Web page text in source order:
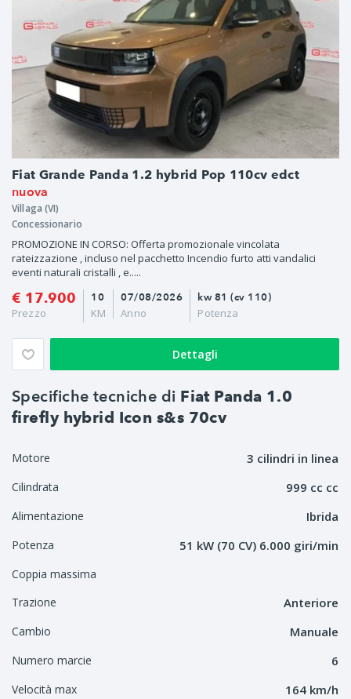
Fiat Grande Panda 1.2 hybrid Pop 110cv edct
nuova
Villaga (VI)
Concessionario
PROMOZIONE IN CORSO: Offerta promozionale vincolata
rateizzazione , incluso nel pacchetto Incendio furto atti vandalici
eventi naturali cristalli , e.....
€ 17.900
Prezzo
07/08/2026
Anno
10
KM
kw 81 (cv 110)
Potenza
Dettagli
Specifiche tecniche di Fiat Panda 1.0
firefly hybrid Icon s&s 70cv
Motore 3 cilindri in linea
Cilindrata 999 cc cc
Alimentazione Ibrida
Potenza 51 kW (70 CV) 6.000 giri/min
Coppia massima
Trazione
Anteriore
Cambio Manuale
Numero marcie 6
Velocità max 164 km/h